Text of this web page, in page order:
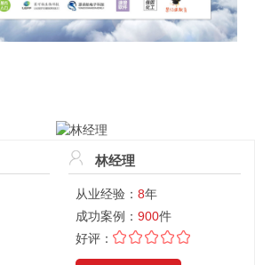
林经理
从业经验： 8年
成功案例： 900件
好评：